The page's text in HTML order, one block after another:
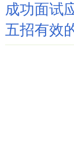
成功面试
五招有效